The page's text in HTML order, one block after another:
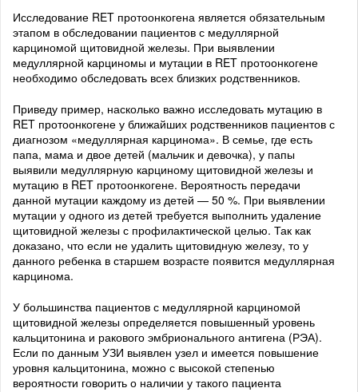
Исследование RET протоонкогена является обязательным
этапом в обследовании пациентов с медуллярной
карциномой щитовидной железы. При выявлении
медуллярной карциномы и мутации в RET протоонкогене
необходимо обследовать всех близких родственников.
Приведу пример, насколько важно исследовать мутацию в
RET протоонкогене у ближайших родственников пациентов с
диагнозом «медуллярная карцинома». В семье, где есть
папа, мама и двое детей (мальчик и девочка), у папы
выявили медуллярную карциному щитовидной железы и
мутацию в RET протоонкогене. Вероятность передачи
данной мутации каждому из детей — 50 %. При выявлении
мутации у одного из детей требуется выполнить удаление
щитовидной железы с профилактической целью. Так как
доказано, что если не удалить щитовидную железу, то у
данного ребенка в старшем возрасте появится медуллярная
карцинома.
У большинства пациентов с медуллярной карциномой
щитовидной железы определяется повышенный уровень
кальцитонина и ракового эмбрионального антигена (РЭА).
Если по данным УЗИ выявлен узел и имеется повышение
уровня кальцитонина, можно с высокой степенью
вероятности говорить о наличии у такого пациента